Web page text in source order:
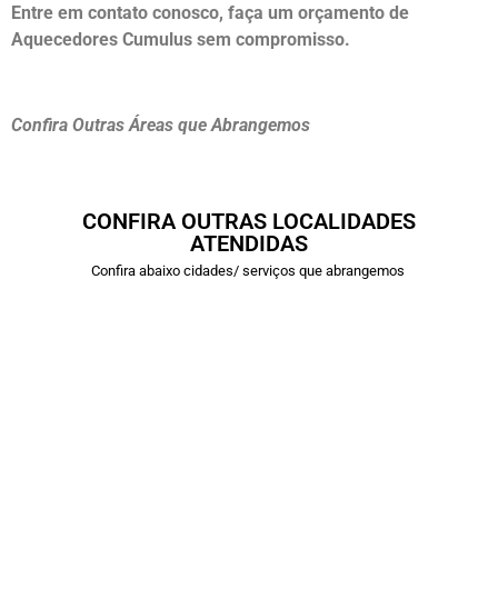
Entre em contato conosco, faça um orçamento de
Aquecedores Cumulus sem compromisso.
Confira Outras Áreas que Abrangemos
CONFIRA OUTRAS LOCALIDADES
ATENDIDAS
Confira abaixo cidades/ serviços que abrangemos